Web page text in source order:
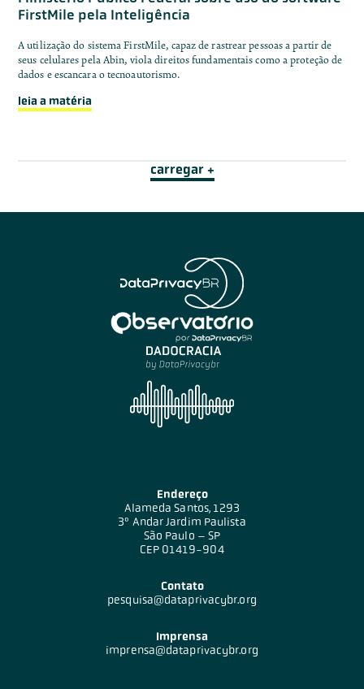
FirstMile pela Inteligência
A utilização do sistema FirstMile, capaz de rastrear pessoas a partir de
seus celulares pela Abin, viola direitos fundamentais como a proteção de
dados e escancara o tecnoautorismo.
leia a matéria
carregar +
Endereço
Alameda Santos, 1293
3º Andar Jardim Paulista
São Paulo – SP
CEP 01419-904
Contato
pesquisa@dataprivacybr.org
Imprensa
imprensa@dataprivacybr.org